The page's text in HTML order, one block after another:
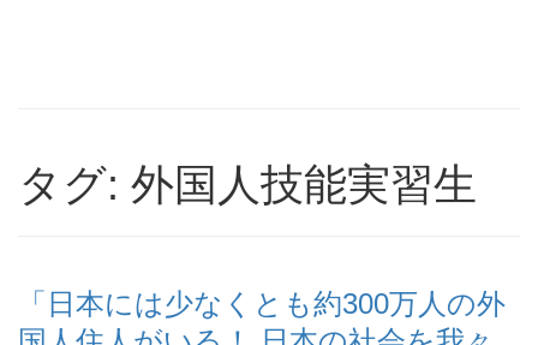
タグ: 外国人技能実習生
「日本には少なくとも約300万人の外